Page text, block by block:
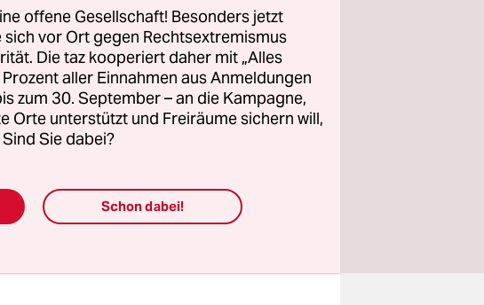
macht, die sich
Bürgerliche
am laufenden
Kalkül, ein
offene Gesellschaft! Besonders jetzt
sich vor Ort gegen Rechtsextremismus
Die taz kooperiert daher mit „Alles
aller Einnahmen aus Anmeldungen
zum 30. September – an die Kampagne,
Orte unterstützt und Freiräume sichern will,
Sie dabei?
Schon dabei!